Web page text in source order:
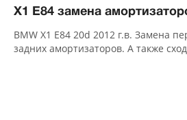
X1 E84 замена
BMW X1 E84 20d 2012 г.в. Замена
задних амортизаторов. А также